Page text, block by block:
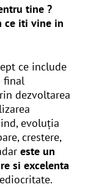
tine ?
ce iti vine in
ce include
final
dezvoltarea
evoluția
crestere,
este un
si excelenta